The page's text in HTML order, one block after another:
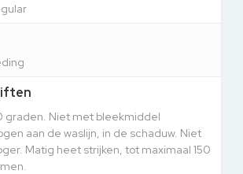
graden. Niet met bleekmiddel
aan de waslijn, in de schaduw. Niet
Matig heet strijken, tot maximaal 150